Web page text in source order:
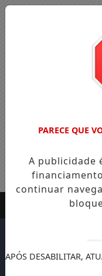
PARECE QUE
A publicidade
continuar
APÓS DESABILITAR,